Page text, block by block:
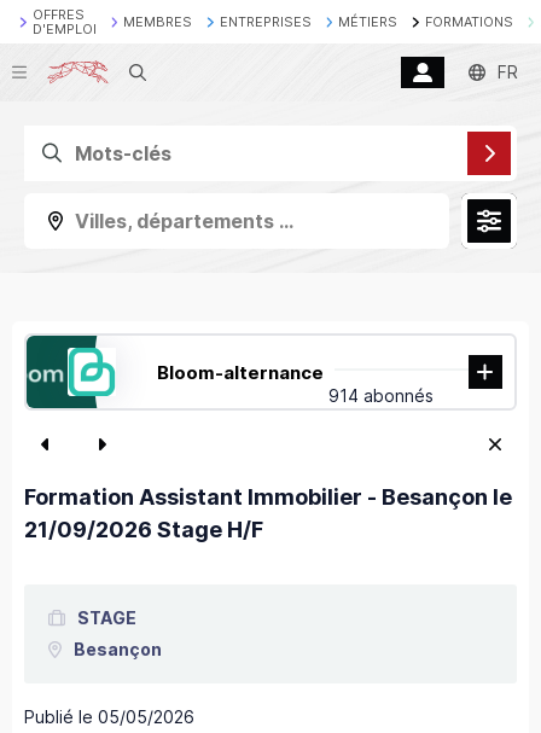
OFFRES
D'EMPLOI
MEMBRES ENTREPRISES MÉTIERS FORMATIONS
Recherche FR
Villes, départements ...
Bloom-alternance
914 abonnés
Formation Assistant Immobilier - Besançon le
21/09/2026 Stage H/F
STAGE
Besançon
Publié le 05/05/2026